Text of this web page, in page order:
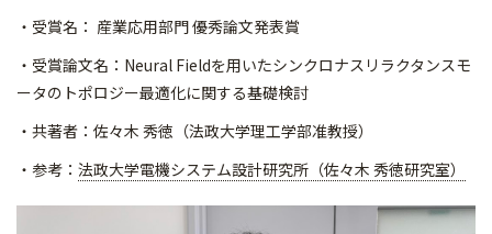
・受賞名： 産業応用部門 優秀論文発表賞
・受賞論文名：Neural Fieldを用いたシンクロナスリラクタンスモ
ータのトポロジー最適化に関する基礎検討
・共著者：佐々木 秀徳（法政大学理工学部准教授）
・参考： 法政大学電機システム設計研究所（佐々木 秀徳研究室）